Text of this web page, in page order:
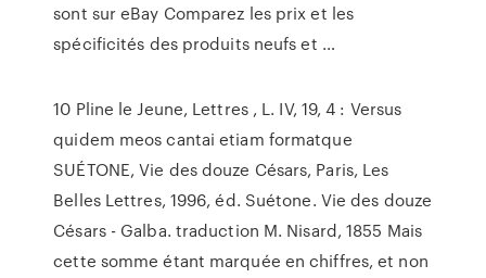
sont sur eBay Comparez les prix et les
spécificités des produits neufs et …
10 Pline le Jeune, Lettres , L. IV, 19, 4 : Versus
quidem meos cantai etiam formatque
SUÉTONE, Vie des douze Césars, Paris, Les
Belles Lettres, 1996, éd. Suétone. Vie des douze
Césars - Galba. traduction M. Nisard, 1855 Mais
cette somme étant marquée en chiffres, et non